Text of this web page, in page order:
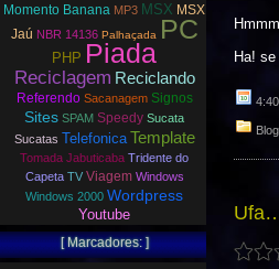
Ha!
Blog
Momento Banana MP3 MSX MSX
Jaú NBR 14136 Palhaçada PC
PHP Piada
Reciclagem Reciclando
Referendo Sacanagem Signos
Sites SPAM Speedy Sucata
Sucatas Telefonica Template
Tomada Jabuticaba Tridente do
Capeta TV Viagem Windows
Windows 2000 Wordpress
Youtube
[ Marcadores: ]